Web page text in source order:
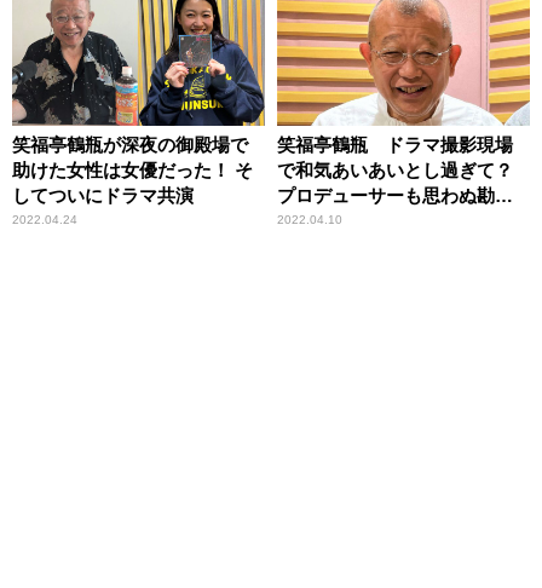
笑福亭鶴瓶が深夜の御殿場で
助けた女性は女優だった！ そ
してついにドラマ共演
2022.04.24
笑福亭鶴瓶 ドラマ撮影現場
で和気あいあいとし過ぎて？
プロデューサーも思わぬ勘違
い
2022.04.10